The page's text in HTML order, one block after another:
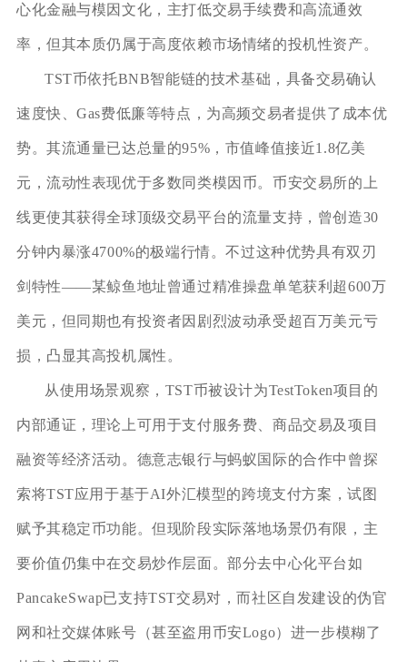
心化金融与模因文化，主打低交易手续费和高流通效
率，但其本质仍属于高度依赖市场情绪的投机性资产。
TST币依托BNB智能链的技术基础，具备交易确认
速度快、Gas费低廉等特点，为高频交易者提供了成本优
势。其流通量已达总量的95%，市值峰值接近1.8亿美
元，流动性表现优于多数同类模因币。币安交易所的上
线更使其获得全球顶级交易平台的流量支持，曾创造30
分钟内暴涨4700%的极端行情。不过这种优势具有双刃
剑特性——某鲸鱼地址曾通过精准操盘单笔获利超600万
美元，但同期也有投资者因剧烈波动承受超百万美元亏
损，凸显其高投机属性。
从使用场景观察，TST币被设计为TestToken项目的
内部通证，理论上可用于支付服务费、商品交易及项目
融资等经济活动。德意志银行与蚂蚁国际的合作中曾探
索将TST应用于基于AI外汇模型的跨境支付方案，试图
赋予其稳定币功能。但现阶段实际落地场景仍有限，主
要价值仍集中在交易炒作层面。部分去中心化平台如
PancakeSwap已支持TST交易对，而社区自发建设的伪官
网和社交媒体账号（甚至盗用币安Logo）进一步模糊了